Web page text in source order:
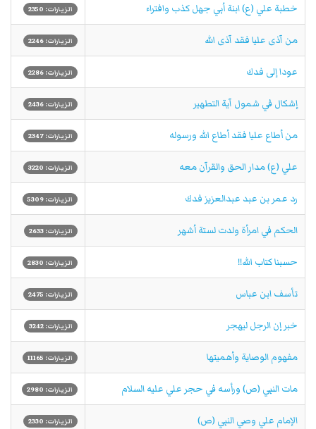
خطبة علي (ع) ابنة أبي جهل كذب وافتراء الزيارات: 2350
من آذى عليا فقد آذى الله الزيارات: 2246
عودا إلى فدك الزيارات: 2286
إشكال في شمول آية التطهير الزيارات: 2436
من أطاع عليا فقد أطاع الله ورسوله الزيارات: 2347
علي (ع) مدار الحق والقرآن معه الزيارات: 3220
رد عمر بن عبد عبدالعزيز فدك الزيارات: 5309
الحكم في امرأة ولدت لستة أشهر الزيارات: 2633
حسبنا كتاب الله!! الزيارات: 2830
تأسف ابن عباس الزيارات: 2475
خبر إن الرجل ليهجر الزيارات: 3242
مفهوم الوصاية وأهميتها الزيارات: 11165
مات النبي (ص) ورأسه في حجر علي عليه السلام الزيارات: 2980
الإمام علي وصي النبي (ص) الزيارات: 2330